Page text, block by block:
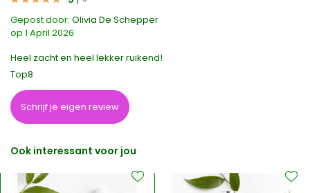
Gepost door: Olivia De Schepper
op 1 April 2026
Heel zacht en heel lekker ruikend!
Top8
Schrijf je eigen review
Ook interessant voor jou